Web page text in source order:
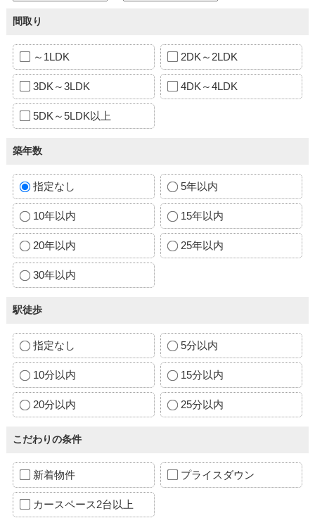
間取り
～1LDK 2DK～2LDK
3DK～3LDK 4DK～4LDK
5DK～5LDK以上
築年数
指定なし 5年以内
10年以内 15年以内
20年以内 25年以内
30年以内
駅徒歩
指定なし 5分以内
10分以内 15分以内
20分以内 25分以内
こだわりの条件
新着物件 プライスダウン
カースペース2台以上